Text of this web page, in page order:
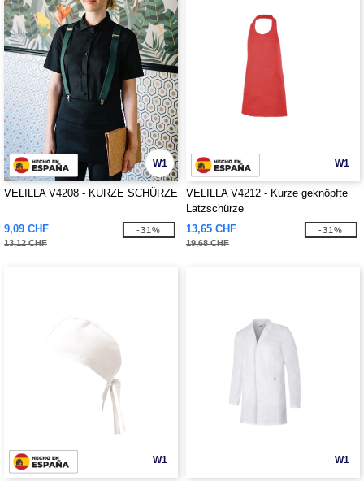
W1
VELILLA V4208 - KURZE SCHÜRZE
9,09 CHF
13,12 CHF
-31%
W1
VELILLA V4212 - Kurze geknöpfte
Latzschürze
13,65 CHF
19,68 CHF
-31%
W1 W1